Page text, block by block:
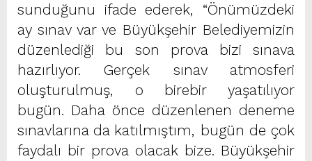
sunduğunu ifade ederek, “Önümüzdeki
ay sınav var ve Büyükşehir Belediyemizin
düzenlediği bu son prova bizi sınava
hazırlıyor. Gerçek sınav atmosferi
oluşturulmuş, o birebir yaşatılıyor
bugün. Daha önce düzenlenen deneme
sınavlarına da katılmıştım, bugün de çok
faydalı bir prova olacak bize. Büyükşehir